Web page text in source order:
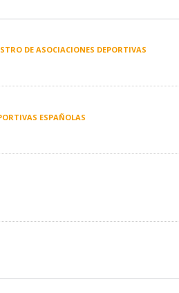
DE ASOCIACIONES DEPORTIVAS
ESPAÑOLAS